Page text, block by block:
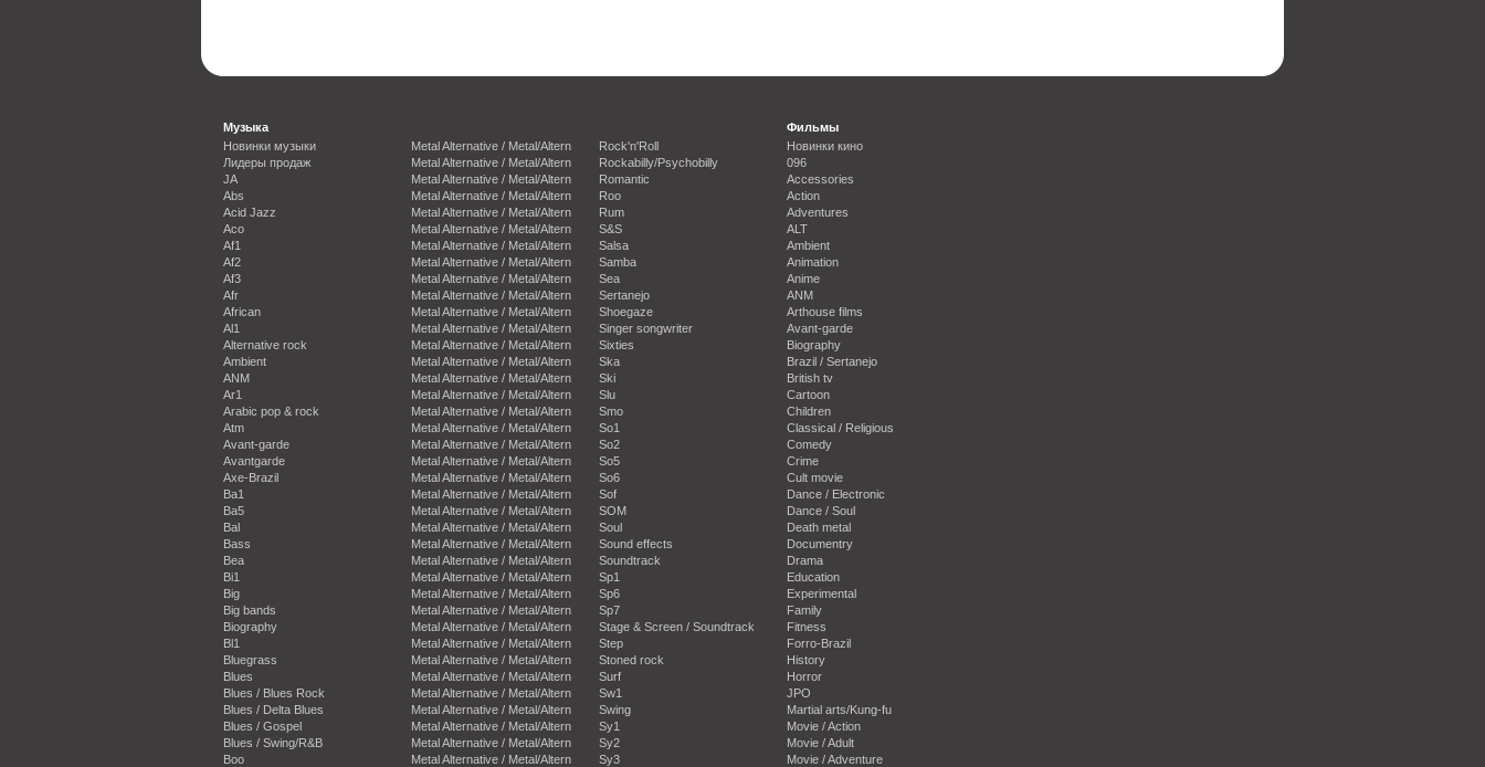
Музыка
Новинки музыки
Лидеры продаж
JA
Abs
Acid Jazz
Aco
Af1
Af2
Af3
Afr
African
Al1
Alternative rock
Ambient
ANM
Ar1
Arabic pop & rock
Atm
Avant-garde
Avantgarde
Axe-Brazil
Ba1
Ba5
Bal
Bass
Bea
Bi1
Big
Big bands
Biography
Bl1
Bluegrass
Blues
Blues / Blues Rock
Blues / Delta Blues
Blues / Gospel
Blues / Swing/R&B
Boo
Metal Alternative / Metal/Altern
Metal Alternative / Metal/Altern
Metal Alternative / Metal/Altern
Metal Alternative / Metal/Altern
Metal Alternative / Metal/Altern
Metal Alternative / Metal/Altern
Metal Alternative / Metal/Altern
Metal Alternative / Metal/Altern
Metal Alternative / Metal/Altern
Metal Alternative / Metal/Altern
Metal Alternative / Metal/Altern
Metal Alternative / Metal/Altern
Metal Alternative / Metal/Altern
Metal Alternative / Metal/Altern
Metal Alternative / Metal/Altern
Metal Alternative / Metal/Altern
Metal Alternative / Metal/Altern
Metal Alternative / Metal/Altern
Metal Alternative / Metal/Altern
Metal Alternative / Metal/Altern
Metal Alternative / Metal/Altern
Metal Alternative / Metal/Altern
Metal Alternative / Metal/Altern
Metal Alternative / Metal/Altern
Metal Alternative / Metal/Altern
Metal Alternative / Metal/Altern
Metal Alternative / Metal/Altern
Metal Alternative / Metal/Altern
Metal Alternative / Metal/Altern
Metal Alternative / Metal/Altern
Metal Alternative / Metal/Altern
Metal Alternative / Metal/Altern
Metal Alternative / Metal/Altern
Metal Alternative / Metal/Altern
Metal Alternative / Metal/Altern
Metal Alternative / Metal/Altern
Metal Alternative / Metal/Altern
Metal Alternative / Metal/Altern
Rock'n'Roll
Rockabilly/Psychobilly
Romantic
Roo
Rum
S&S
Salsa
Samba
Sea
Sertanejo
Shoegaze
Singer songwriter
Sixties
Ska
Ski
Slu
Smo
So1
So2
So5
So6
Sof
SOM
Soul
Sound effects
Soundtrack
Sp1
Sp6
Sp7
Stage & Screen / Soundtrack
Step
Stoned rock
Surf
Sw1
Swing
Sy1
Sy2
Sy3
Фильмы
Новинки кино
096
Accessories
Action
Adventures
ALT
Ambient
Animation
Anime
ANM
Arthouse films
Avant-garde
Biography
Brazil / Sertanejo
British tv
Cartoon
Children
Classical / Religious
Comedy
Crime
Cult movie
Dance / Electronic
Dance / Soul
Death metal
Documentry
Drama
Education
Experimental
Family
Fitness
Forro-Brazil
History
Horror
JPO
Martial arts/Kung-fu
Movie / Action
Movie / Adult
Movie / Adventure